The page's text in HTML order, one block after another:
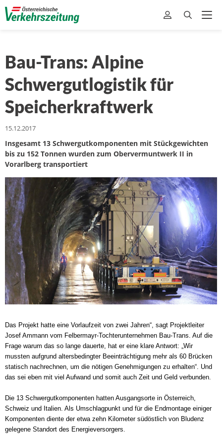
Bau-Trans: Alpine
Schwergutlogistik für
Speicherkraftwerk
15.12.2017
Insgesamt 13 Schwergutkomponenten mit Stückgewichten
bis zu 152 Tonnen wurden zum Obervermuntwerk II in
Vorarlberg transportiert
Das Projekt hatte eine Vorlaufzeit von zwei Jahren“, sagt Projektleiter
Josef Ammann vom Felbermayr-Tochterunternehmen Bau-Trans. Auf die
Frage warum das so lange dauerte, hat er eine klare Antwort: „Wir
mussten aufgrund altersbedingter Beeinträchtigung mehr als 60 Brücken
statisch nachrechnen, um die nötigen Genehmigungen zu erhalten“. Und
das sei eben mit viel Aufwand und somit auch Zeit und Geld verbunden.
Die 13 Schwergutkomponenten hatten Ausgangsorte in Österreich,
Schweiz und Italien. Als Umschlagpunkt und für die Endmontage einiger
Komponenten diente der etwa zehn Kilometer südöstlich von Bludenz
gelegene Standort des Energieversorgers.